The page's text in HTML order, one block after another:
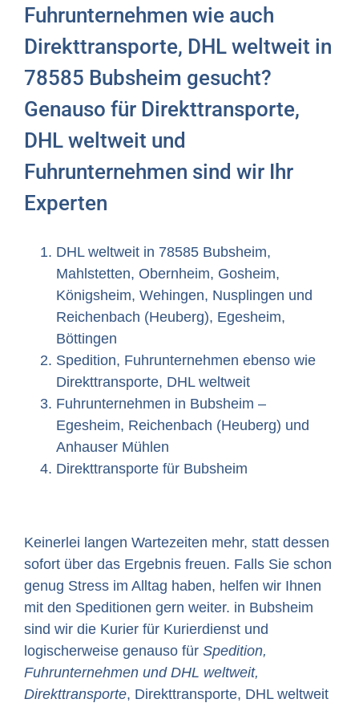
Fuhrunternehmen wie auch
Direkttransporte, DHL weltweit in
78585 Bubsheim gesucht?
Genauso für Direkttransporte,
DHL weltweit und
Fuhrunternehmen sind wir Ihr
Experten
DHL weltweit in 78585 Bubsheim,
Mahlstetten, Obernheim, Gosheim,
Königsheim, Wehingen, Nusplingen und
Reichenbach (Heuberg), Egesheim,
Böttingen
Spedition, Fuhrunternehmen ebenso wie
Direkttransporte, DHL weltweit
Fuhrunternehmen in Bubsheim –
Egesheim, Reichenbach (Heuberg) und
Anhauser Mühlen
Direkttransporte für Bubsheim
Keinerlei langen Wartezeiten mehr, statt dessen
sofort über das Ergebnis freuen. Falls Sie schon
genug Stress im Alltag haben, helfen wir Ihnen
mit den Speditionen gern weiter. in Bubsheim
sind wir die Kurier für Kurierdienst und
logischerweise genauso für Spedition,
Fuhrunternehmen und DHL weltweit,
Direkttransporte, Direkttransporte, DHL weltweit